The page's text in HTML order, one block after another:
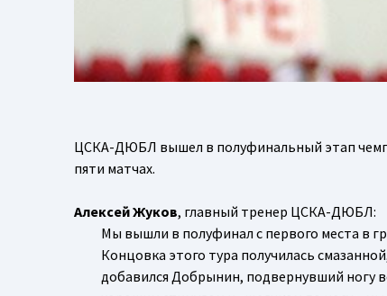
ЦСКА-ДЮБЛ вышел в полуфинальный этап
пяти матчах.
Алексей Жуков, главный тренер ЦСКА-ДЮБЛ:
Мы вышли в полуфинал с первого места в
Концовка этого тура получилась
добавился Добрынин, подвернувший ногу